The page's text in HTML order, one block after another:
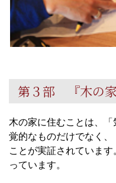
第３部 『木の家
木の家に住むことは、
覚的なものだけでなく
ことが実証されていま
っています。